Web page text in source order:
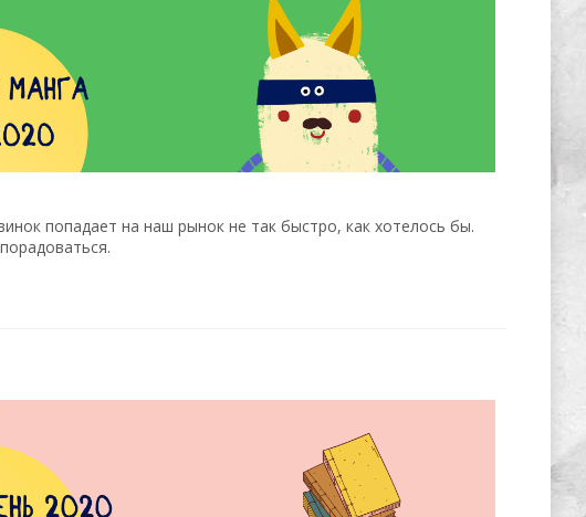
попадает на наш рынок не так быстро, как хотелось бы.